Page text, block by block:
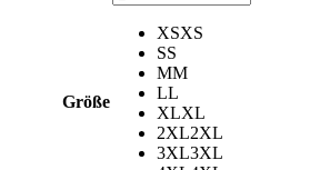
Größe
XSXS
SS
MM
LL
XLXL
2XL2XL
3XL3XL